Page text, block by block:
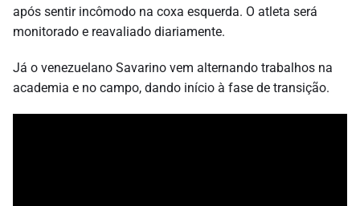
após sentir incômodo na coxa esquerda. O atleta será
monitorado e reavaliado diariamente.
Já o venezuelano Savarino vem alternando trabalhos na
academia e no campo, dando início à fase de transição.